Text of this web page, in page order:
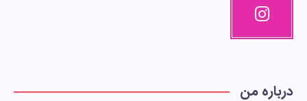
درباره من